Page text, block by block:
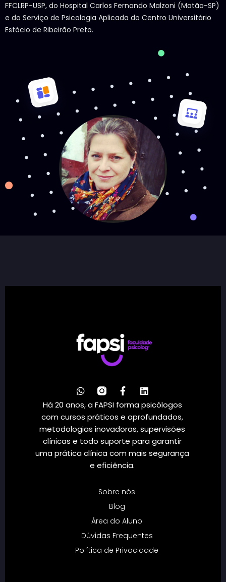
FFCLRP-USP, do Hospital Carlos Fernando Malzoni (Matão-SP)
e do Serviço de Psicologia Aplicada do Centro Universitário
Estácio de Ribeirão Preto.
Há 20 anos, a FAPSI forma psicólogos
com cursos práticos e aprofundados,
metodologias inovadoras, supervisões
clínicas e todo suporte para garantir
uma prática clínica com mais segurança
e eficiência.
Sobre nós
Blog
Área do Aluno
Dúvidas Frequentes
Política de Privacidade